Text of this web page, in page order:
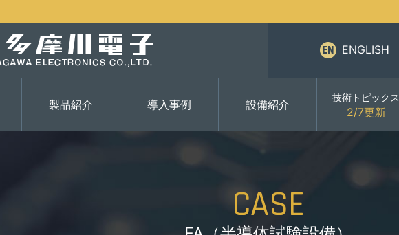
ENGLISH
製品紹介 導入事例 設備紹介
技術トピックス
2/7更新
CASE